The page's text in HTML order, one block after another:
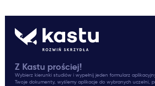
Z Kastu prościej!
Wybierz kierunki studiów i wypełnij jeden formularz
Twoje dokumenty, wyślemy aplikacje do wybranych uczelni,